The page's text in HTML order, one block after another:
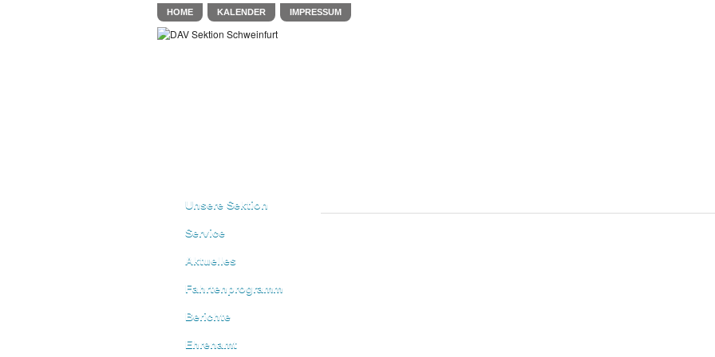
HOME KALENDER IMPRESSUM
Unsere Sektion
Service
Aktuelles
Fahrtenprogramm
Berichte
Ehrenamt